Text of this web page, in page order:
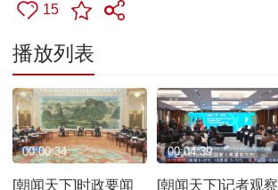
15
播放列表
[朝闻天下]时政要闻
00:00:34
[朝闻天下]记者观察
00:04:39